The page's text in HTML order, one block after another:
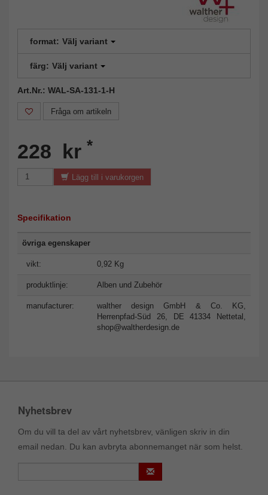
format: Välj variant
färg: Välj variant
Art.Nr.: WAL-SA-131-1-H
Fråga om artikeln
228 kr *
Lägg till i varukorgen
Specifikation
övriga egenskaper
vikt: 0,92 Kg
produktlinje: Alben und Zubehör
manufacturer:
walther design GmbH & Co. KG,
Herrenpfad-Süd 26, DE 41334 Nettetal,
shop@waltherdesign.de
Nyhetsbrev
Om du vill ta del av vårt nyhetsbrev, vänligen skriv in din
email nedan. Du kan avbryta abonnemanget när som helst.